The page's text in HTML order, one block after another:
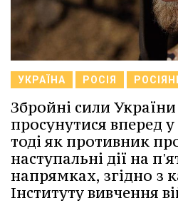
УКРАЇНА РОСІЯ
Збройні сили
просунутися вперед у
тоді як противник
наступальні дії на
напрямках, згідно з
Інституту вивчення